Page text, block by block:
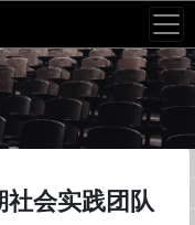
社会实践团队